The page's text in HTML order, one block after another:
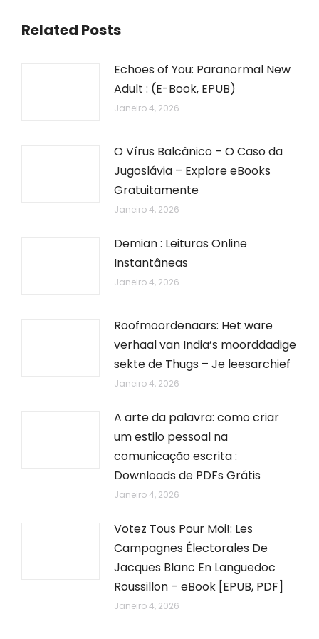
Related Posts
Echoes of You: Paranormal New
Adult : (E-Book, EPUB)
Janeiro 4, 2026
O Vírus Balcânico – O Caso da
Jugoslávia – Explore eBooks
Gratuitamente
Janeiro 4, 2026
Demian : Leituras Online
Instantâneas
Janeiro 4, 2026
Roofmoordenaars: Het ware
verhaal van India’s moorddadige
sekte de Thugs – Je leesarchief
Janeiro 4, 2026
A arte da palavra: como criar
um estilo pessoal na
comunicação escrita :
Downloads de PDFs Grátis
Janeiro 4, 2026
Votez Tous Pour Moi!: Les
Campagnes Électorales De
Jacques Blanc En Languedoc
Roussillon – eBook [EPUB, PDF]
Janeiro 4, 2026